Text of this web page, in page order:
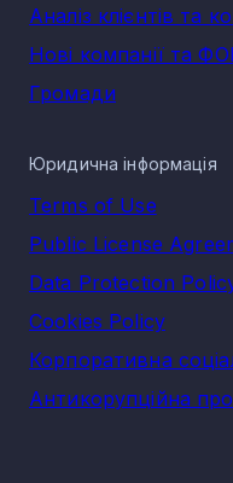
Аналіз клієнтів та
Нові компанії та
Громади
Юридична інформація
Terms of Use
Public License
Data Protection
Cookies Policy
Корпоративна
Антикорупційна